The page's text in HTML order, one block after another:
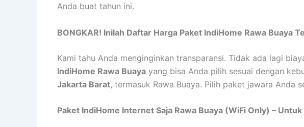
Anda buat tahun ini.
BONGKAR! Inilah Daftar Harga Paket IndiHome Rawa Buaya
Kami tahu Anda menginginkan transparansi. Tidak ada lagi
IndiHome Rawa Buaya yang bisa Anda pilih sesuai dengan
Jakarta Barat, termasuk Rawa Buaya. Pilih paket jawara Anda
Paket IndiHome Internet Saja Rawa Buaya (WiFi Only) –